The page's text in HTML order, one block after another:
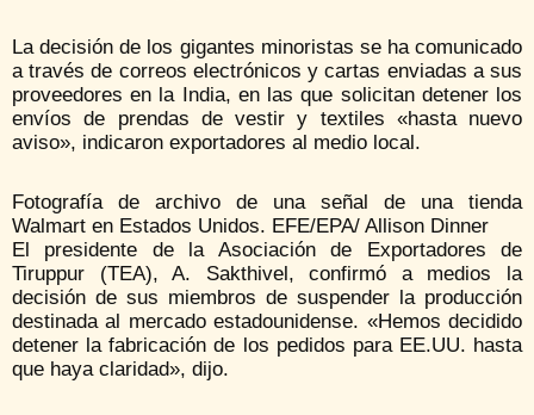
La decisión de los gigantes minoristas se ha comunicado
a través de correos electrónicos y cartas enviadas a sus
proveedores en la India, en las que solicitan detener los
envíos de prendas de vestir y textiles «hasta nuevo
aviso», indicaron exportadores al medio local.
Fotografía de archivo de una señal de una tienda
Walmart en Estados Unidos. EFE/EPA/ Allison Dinner
El presidente de la Asociación de Exportadores de
Tiruppur (TEA), A. Sakthivel, confirmó a medios la
decisión de sus miembros de suspender la producción
destinada al mercado estadounidense. «Hemos decidido
detener la fabricación de los pedidos para EE.UU. hasta
que haya claridad», dijo.